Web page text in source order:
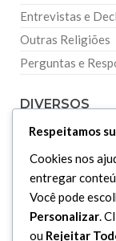
Entrevistas e
Outras Religiões
Perguntas e
DIVERSOS
Dicionário
Downloads
Respeitamos
Cookies nos
entregar
Você pode
Personalizar.
ou Rejeitar